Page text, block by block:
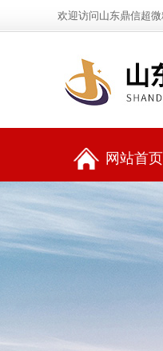
欢迎访问山东鼎信超
网站首页